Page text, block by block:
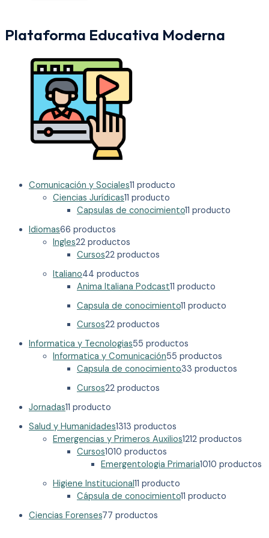
Plataforma Educativa Moderna
Comunicación y Sociales11 producto
Ciencias Jurídicas11 producto
Capsulas de conocimiento11 producto
Idiomas66 productos
Ingles22 productos
Cursos22 productos
Italiano44 productos
Anima Italiana Podcast11 producto
Capsula de conocimiento11 producto
Cursos22 productos
Informatica y Tecnologias55 productos
Informatica y Comunicación55 productos
Capsula de conocimiento33 productos
Cursos22 productos
Jornadas11 producto
Salud y Humanidades1313 productos
Emergencias y Primeros Auxilios1212 productos
Cursos1010 productos
Emergentologia Primaria1010 productos
Higiene Institucional11 producto
Cápsula de conocimiento11 producto
Ciencias Forenses77 productos